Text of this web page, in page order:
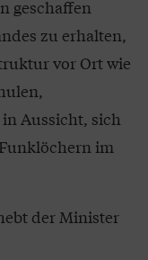
geschaffen
zu erhalten,
vor Ort wie
Aussicht, sich
im
der Minister